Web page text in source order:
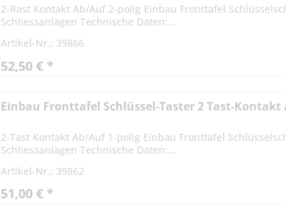
2-Rast Kontakt Ab/Auf 2-polig Einbau Fronttafel
Schliessanlagen Technische Daten:...
Artikel-Nr.: 39866
52,50 € *
Einbau Fronttafel Schlüssel-Taster 2 Tast-Kontakt
2-Tast Kontakt Ab/Auf 1-polig Einbau Fronttafel
Schliessanlagen Technische Daten:...
Artikel-Nr.: 39862
51,00 € *